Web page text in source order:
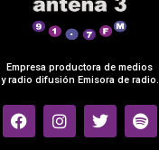
Empresa productora de medios
y radio difusión Emisora de radio.
F
a
I
n
T
w
S
p